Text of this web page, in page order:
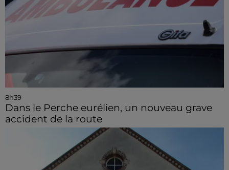
8h39
Dans le Perche eurélien, un nouveau grave
accident de la route